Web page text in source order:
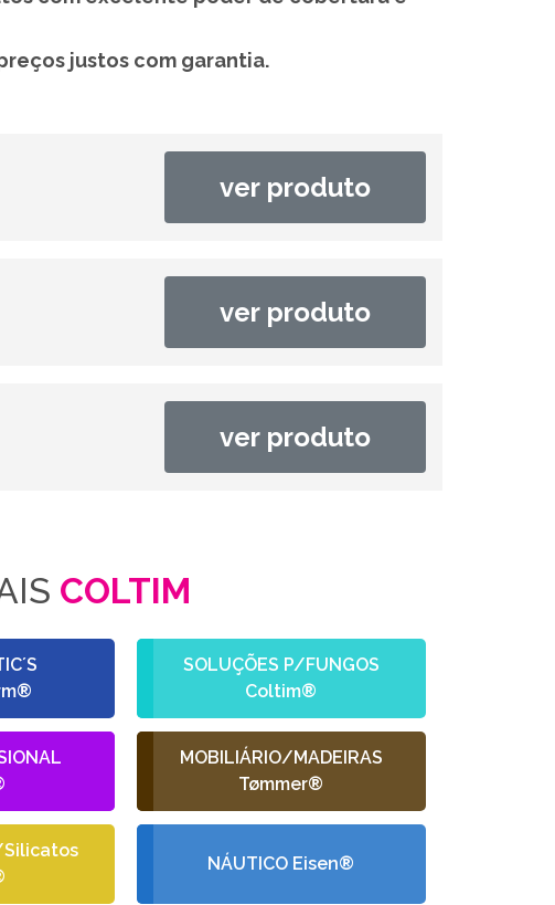
justos com garantia.
ver produto
ver produto
ver produto
COLTIM
SOLUÇÕES P/FUNGOS
Coltim®
MOBILIÁRIO/MADEIRAS
Tømmer®
NÁUTICO Eisen®